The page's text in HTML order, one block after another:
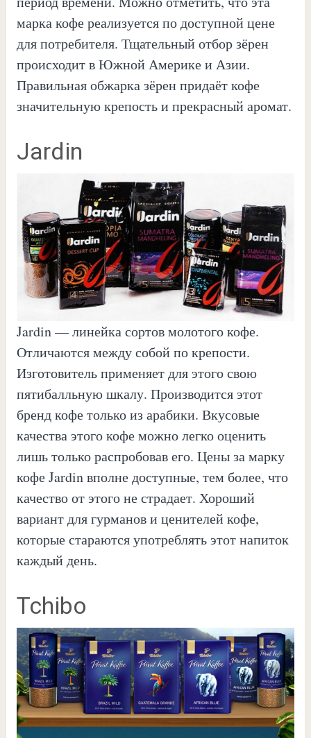
марка кофе реализуется по доступной цене
для потребителя. Тщательный отбор зёрен
происходит в Южной Америке и Азии.
Правильная обжарка зёрен придаёт кофе
значительную крепость и прекрасный аромат.
Jardin
Jardin — линейка сортов молотого кофе.
Отличаются между собой по крепости.
Изготовитель применяет для этого свою
пятибалльную шкалу. Производится этот
бренд кофе только из арабики. Вкусовые
качества этого кофе можно легко оценить
лишь только распробовав его. Цены за марку
кофе Jardin вполне доступные, тем более, что
качество от этого не страдает. Хороший
вариант для гурманов и ценителей кофе,
которые стараются употреблять этот напиток
каждый день.
Tchibo